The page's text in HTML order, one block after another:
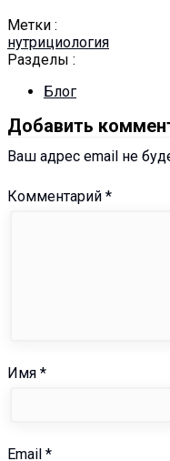
Метки :
нутрициология
Разделы :
Блог
Добавить
Ваш адрес email не
Комментарий *
Имя *
Email *